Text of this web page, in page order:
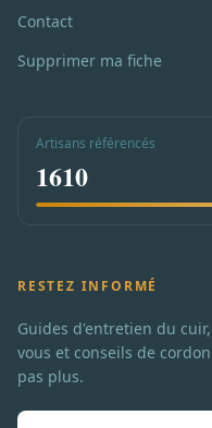
Contact
Supprimer ma fiche
Artisans référencés
1610
RESTEZ INFORMÉ
Guides d'entretien du
vous et conseils de
pas plus.